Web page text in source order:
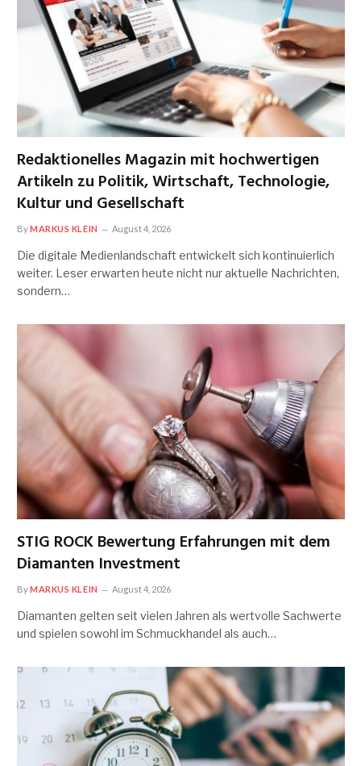
Redaktionelles Magazin mit hochwertigen
Artikeln zu Politik, Wirtschaft, Technologie,
Kultur und Gesellschaft
ByMARKUS KLEIN August 4, 2026
Die digitale Medienlandschaft entwickelt sich kontinuierlich
weiter. Leser erwarten heute nicht nur aktuelle Nachrichten,
sondern…
STIG ROCK Bewertung Erfahrungen mit dem
Diamanten Investment
ByMARKUS KLEIN August 4, 2026
Diamanten gelten seit vielen Jahren als wertvolle Sachwerte
und spielen sowohl im Schmuckhandel als auch…